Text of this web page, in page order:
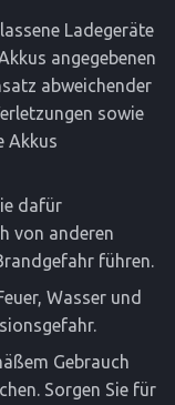
Ladegeräte
angegebenen
abweichender
sowie
Akkus
dafür
von anderen
führen.
Wasser und
Gebrauch
Sorgen Sie für